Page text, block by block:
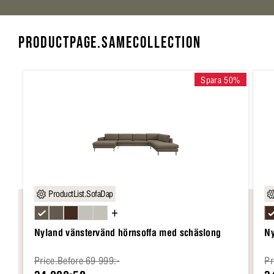
PRODUCTPAGE.SAMECOLLECTION
Spara 50%
ProductList.SofaDap
Nyland vänstervänd hörnsoffa med schäslong
Price.Before 69 999:-
+